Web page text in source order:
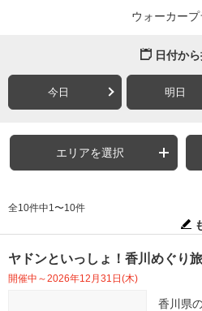
ウォーカー
日付か
今日 明日
エリアを選択
全10件中1〜10件
ヤドンといっしょ！香川めぐり
開催中～2026年12月31日(木)
香川県